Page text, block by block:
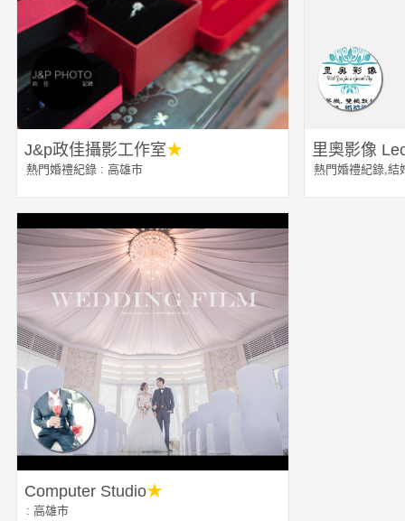
J&p政佳攝影工作室★
熱門婚禮紀錄 : 高雄市
里奧影像
熱門婚禮紀錄,結
Computer Studio★
: 高雄市